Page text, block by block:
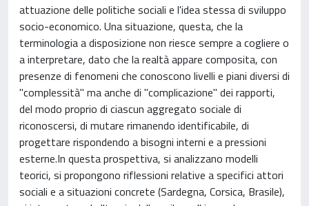
attuazione delle politiche sociali e l'idea stessa di sviluppo
socio-economico. Una situazione, questa, che la
terminologia a disposizione non riesce sempre a cogliere o
a interpretare, dato che la realtà appare composita, con
presenze di fenomeni che conoscono livelli e piani diversi di
"complessità" ma anche di "complicazione" dei rapporti,
del modo proprio di ciascun aggregato sociale di
riconoscersi, di mutare rimanendo identificabile, di
progettare rispondendo a bisogni interni e a pressioni
esterne.In questa prospettiva, si analizzano modelli
teorici, si propongono riflessioni relative a specifici attori
sociali e a situazioni concrete (Sardegna, Corsica, Brasile),